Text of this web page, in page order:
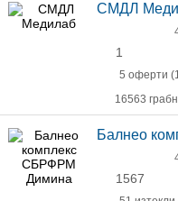
СМДЛ
1
5 оферти
16563
Балнео
1567